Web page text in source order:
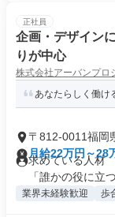
正社員
企画・デザイン
りが中心
株式会社アーバンプロ
あなたらしく働け
〒812-0011福岡
月給22万円～28
求めている人材
「誰かの役に立
業界未経験歓迎 歩